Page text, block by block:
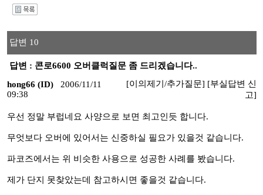
답변 10
답변 : 콘로6600 오버클럭질문 좀 드리겠습니다..
hong66 (ID)
2006/11/11
09:38
[이의제기/추가질문] [부실답변 신
고]
우선 정말 부럽네요 사양으로 보면 최고인듯 합니다.
무엇보다 오버에 있어서는 신중하실 필요가 있을것 같습니다.
파코즈에서는 위 비슷한 사용으로 성공한 사례를 봤습니다.
제가 단지 못찾았는데 참고하시면 좋을것 같습니다.